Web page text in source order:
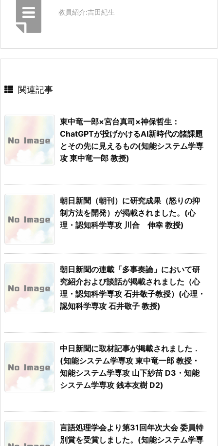
教員紹介:吉田紀生
関連記事
東中竜一郎×宮台真司×神保哲生：
ChatGPTが投げかけるAI新時代の諸課題
とその先に見えるもの(知能システム学専
攻 東中竜一郎 教授)
朝日新聞（朝刊）に研究成果（怒りの抑
制方法を開発）が掲載されました。(心
理・認知科学専攻 川合 伸幸 教授)
朝日新聞の連載「多事奏論」において研
究紹介および談話が掲載されました（心
理・認知科学専攻 石井敬子教授）(心理・
認知科学専攻 石井敬子 教授)
中日新聞に取材記事が掲載されました．
(知能システム学専攻 東中竜一郎 教授・
知能システム学専攻 山下紗苗 D3・知能
システム学専攻 銭本友樹 D2)
言語処理学会より第31回年次大会 委員特
別賞を受賞しました。(知能システム学専